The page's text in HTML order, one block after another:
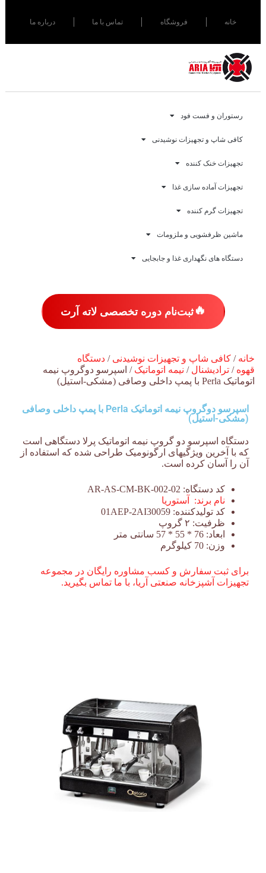
خانه فروشگاه تماس با ما درباره ما
رستوران و فست فود
کافی شاپ و تجهیزات نوشیدنی
تجهیزات خنک کننده
تجهیزات آماده سازی غذا
تجهیزات گرم کننده
ماشین ظرفشویی و ملزومات
دستگاه های نگهداری غذا و جابجایی
🔥ثبت‌نام دوره تخصصی لاته آرت
خانه / کافی شاپ و تجهیزات نوشیدنی / دستگاه
قهوه / ترادیشنال / نیمه اتوماتیک / اسپرسو دوگروپ نیمه
اتوماتیک Perla با پمپ داخلی وصافی (مشکی-استیل)
اسپرسو دوگروپ نیمه اتوماتیک Perla با پمپ داخلی وصافی
(مشکی-استیل)
دستگاه اسپرسو دو گروپ نیمه اتوماتیک پرلا دستگاهی است
که با آخرین ویژگیهای ارگونومیک طراحی شده که استفاده از
آن را آسان کرده است.
کد دستگاه: AR-AS-CM-BK-002-02
نام برند:
آستوریا
کد تولیدکننده: 01AEP-2AI30059
ظرفیت: ۲ گروپ
ابعاد: 76 * 55 * 57 سانتی متر
وزن: 70 کیلوگرم
برای ثبت سفارش و کسب مشاوره رایگان در مجموعه
تجهیزات آشپزخانه صنعتی آریا، با ما تماس بگیرید.